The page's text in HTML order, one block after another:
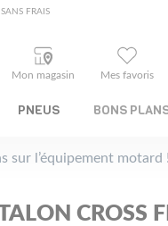
FRAIS
Mon magasin
Mes favoris
PNEUS BONS
sur l’équipement motard !
CROSS